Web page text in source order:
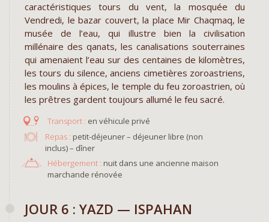
caractéristiques tours du vent, la mosquée du
Vendredi, le bazar couvert, la place Mir Chaqmaq, le
musée de l’eau, qui illustre bien la civilisation
millénaire des qanats, les canalisations souterraines
qui amenaient l’eau sur des centaines de kilomètres,
les tours du silence, anciens cimetières zoroastriens,
les moulins à épices, le temple du feu zoroastrien, où
les prêtres gardent toujours allumé le feu sacré.
en véhicule privé
Repas : petit-déjeuner – déjeuner libre (non
inclus) – dîner
Hébergement : nuit dans une ancienne maison
marchande rénovée
JOUR 6 : YAZD — ISPAHAN